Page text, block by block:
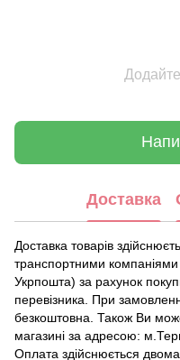
Доставка
Доставка товарів
транспортними
Укрпошта) за рахунок
перевізника. При
безкоштовна. Також Ви
магазині за адресою:
Оплата здійснюється